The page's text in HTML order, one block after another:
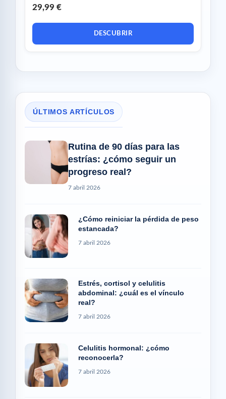
29,99 €
DESCUBRIR
ÚLTIMOS ARTÍCULOS
Rutina de 90 días para las
estrías: ¿cómo seguir un
progreso real?
7 abril 2026
¿Cómo reiniciar la pérdida de peso
estancada?
7 abril 2026
Estrés, cortisol y celulitis
abdominal: ¿cuál es el vínculo
real?
7 abril 2026
Celulitis hormonal: ¿cómo
reconocerla?
7 abril 2026